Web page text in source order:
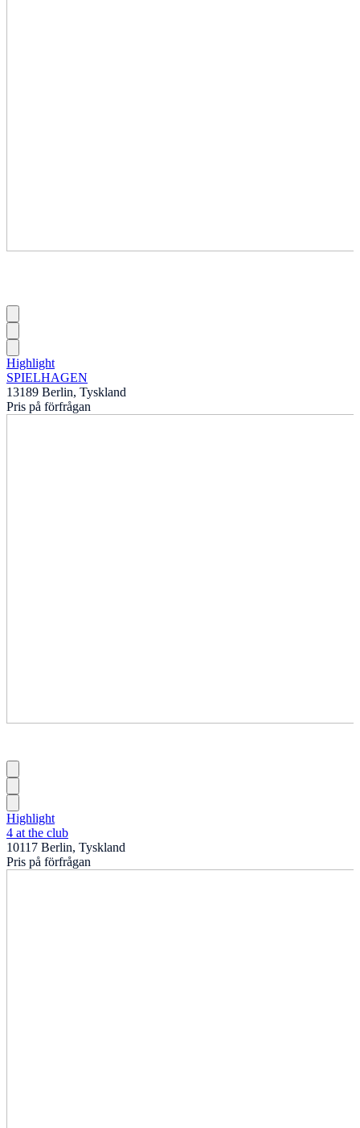
Highlight
SPIELHAGEN
13189 Berlin, Tyskland
Pris på förfrågan
Highlight
4 at the club
10117 Berlin, Tyskland
Pris på förfrågan